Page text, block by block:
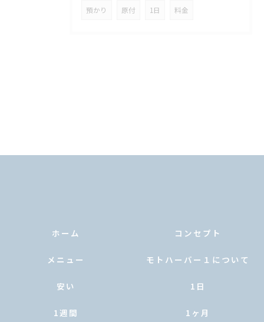
預かり 原付 1日 料金
ホーム コンセプト
メニュー モトハーバー１について
安い 1日
1週間 1ヶ月